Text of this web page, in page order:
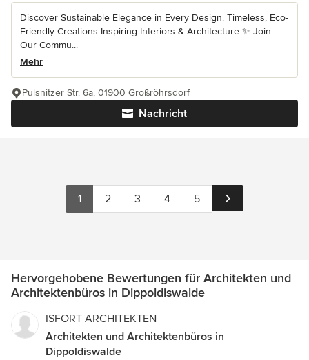
Discover Sustainable Elegance in Every Design. Timeless, Eco-
Friendly Creations Inspiring Interiors & Architecture ✨ Join
Our Commu...
Mehr
Nachricht
Pulsnitzer Str. 6a, 01900 Großröhrsdorf
1 2 3 4 5
Hervorgehobene Bewertungen für Architekten und
Architektenbüros in Dippoldiswalde
ISFORT ARCHITEKTEN
Architekten und Architektenbüros in
Dippoldiswalde